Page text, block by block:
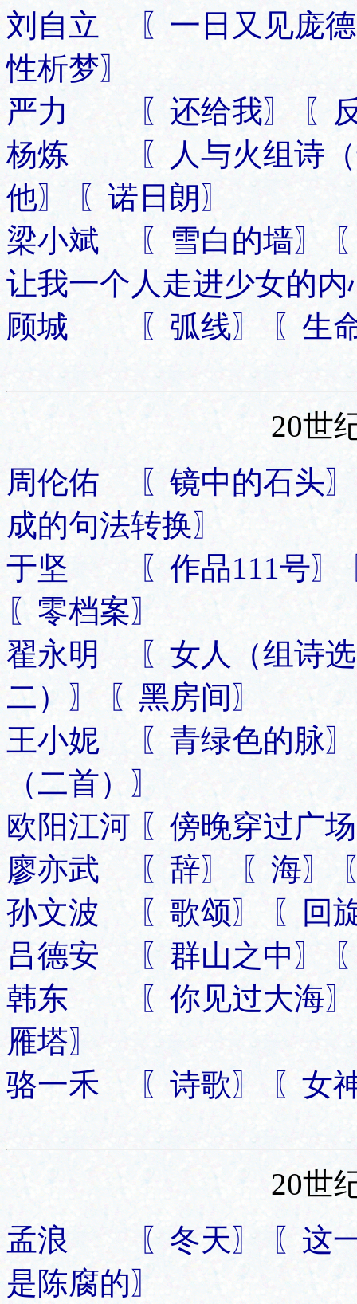
刘自立 〖一日又见庞德
性析梦〗
严力 〖还给我〗 〖反
杨炼 〖人与火组诗（
他〗 〖诺日朗〗
梁小斌 〖雪白的墙〗
让我一个人走进少女的内
顾城 〖弧线〗 〖生命
20世
周伦佑 〖镜中的石头〗
成的句法转换〗
于坚 〖作品111号〗
〖零档案〗
翟永明 〖女人（组诗选
二）〗 〖黑房间〗
王小妮 〖青绿色的脉〗
（二首）〗
欧阳江河 〖傍晚穿过广
廖亦武 〖辞〗 〖海〗
孙文波 〖歌颂〗 〖回
吕德安 〖群山之中〗
韩东 〖你见过大海〗
雁塔〗
骆一禾 〖诗歌〗 〖女
20世
孟浪 〖冬天〗 〖这一
是陈腐的〗